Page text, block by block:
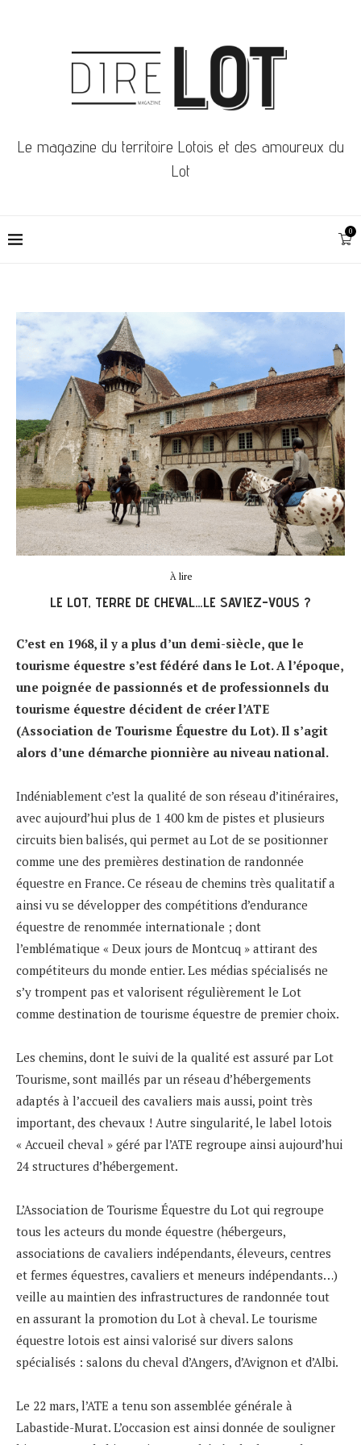
Le magazine du territoire Lotois et des amoureux du
Lot
0
À lire
LE LOT, TERRE DE CHEVAL…LE SAVIEZ-VOUS ?
C’est en 1968, il y a plus d’un demi-siècle, que le
tourisme équestre s’est fédéré dans le Lot. A l’époque,
une poignée de passionnés et de professionnels du
tourisme équestre décident de créer l’ATE
(Association de Tourisme Équestre du Lot). Il s’agit
alors d’une démarche pionnière au niveau national.
Indéniablement c’est la qualité de son réseau d’itinéraires,
avec aujourd’hui plus de 1 400 km de pistes et plusieurs
circuits bien balisés, qui permet au Lot de se positionner
comme une des premières destination de randonnée
équestre en France. Ce réseau de chemins très qualitatif a
ainsi vu se développer des compétitions d’endurance
équestre de renommée internationale ; dont
l’emblématique « Deux jours de Montcuq » attirant des
compétiteurs du monde entier. Les médias spécialisés ne
s’y trompent pas et valorisent régulièrement le Lot
comme destination de tourisme équestre de premier choix.
Les chemins, dont le suivi de la qualité est assuré par Lot
Tourisme, sont maillés par un réseau d’hébergements
adaptés à l’accueil des cavaliers mais aussi, point très
important, des chevaux ! Autre singularité, le label lotois
« Accueil cheval » géré par l’ATE regroupe ainsi aujourd’hui
24 structures d’hébergement.
L’Association de Tourisme Équestre du Lot qui regroupe
tous les acteurs du monde équestre (hébergeurs,
associations de cavaliers indépendants, éleveurs, centres
et fermes équestres, cavaliers et meneurs indépendants…)
veille au maintien des infrastructures de randonnée tout
en assurant la promotion du Lot à cheval. Le tourisme
équestre lotois est ainsi valorisé sur divers salons
spécialisés : salons du cheval d’Angers, d’Avignon et d’Albi.
Le 22 mars, l’ATE a tenu son assemblée générale à
Labastide-Murat. L’occasion est ainsi donnée de souligner